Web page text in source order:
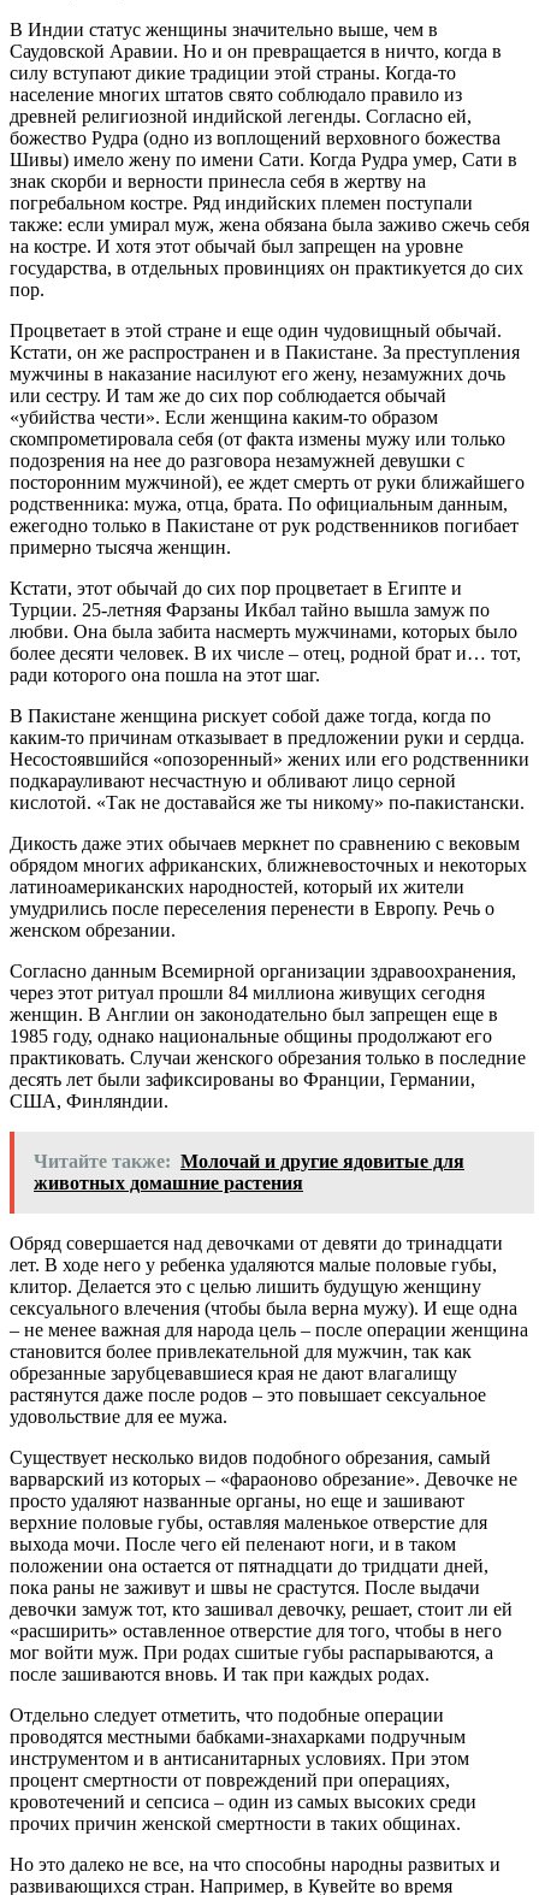
В Индии статус женщины значительно выше, чем в
Саудовской Аравии. Но и он превращается в ничто, когда в
силу вступают дикие традиции этой страны. Когда-то
население многих штатов свято соблюдало правило из
древней религиозной индийской легенды. Согласно ей,
божество Рудра (одно из воплощений верховного божества
Шивы) имело жену по имени Сати. Когда Рудра умер, Сати в
знак скорби и верности принесла себя в жертву на
погребальном костре. Ряд индийских племен поступали
также: если умирал муж, жена обязана была заживо сжечь себя
на костре. И хотя этот обычай был запрещен на уровне
государства, в отдельных провинциях он практикуется до сих
пор.
Процветает в этой стране и еще один чудовищный обычай.
Кстати, он же распространен и в Пакистане. За преступления
мужчины в наказание насилуют его жену, незамужних дочь
или сестру. И там же до сих пор соблюдается обычай
«убийства чести». Если женщина каким-то образом
скомпрометировала себя (от факта измены мужу или только
подозрения на нее до разговора незамужней девушки с
посторонним мужчиной), ее ждет смерть от руки ближайшего
родственника: мужа, отца, брата. По официальным данным,
ежегодно только в Пакистане от рук родственников погибает
примерно тысяча женщин.
Кстати, этот обычай до сих пор процветает в Египте и
Турции. 25-летняя Фарзаны Икбал тайно вышла замуж по
любви. Она была забита насмерть мужчинами, которых было
более десяти человек. В их числе – отец, родной брат и… тот,
ради которого она пошла на этот шаг.
В Пакистане женщина рискует собой даже тогда, когда по
каким-то причинам отказывает в предложении руки и сердца.
Несостоявшийся «опозоренный» жених или его родственники
подкарауливают несчастную и обливают лицо серной
кислотой. «Так не доставайся же ты никому» по-пакистански.
Дикость даже этих обычаев меркнет по сравнению с вековым
обрядом многих африканских, ближневосточных и некоторых
латиноамериканских народностей, который их жители
умудрились после переселения перенести в Европу. Речь о
женском обрезании.
Согласно данным Всемирной организации здравоохранения,
через этот ритуал прошли 84 миллиона живущих сегодня
женщин. В Англии он законодательно был запрещен еще в
1985 году, однако национальные общины продолжают его
практиковать. Случаи женского обрезания только в последние
десять лет были зафиксированы во Франции, Германии,
США, Финляндии.
Читайте также: Молочай и другие ядовитые для
животных домашние растения
Обряд совершается над девочками от девяти до тринадцати
лет. В ходе него у ребенка удаляются малые половые губы,
клитор. Делается это с целью лишить будущую женщину
сексуального влечения (чтобы была верна мужу). И еще одна
– не менее важная для народа цель – после операции женщина
становится более привлекательной для мужчин, так как
обрезанные зарубцевавшиеся края не дают влагалищу
растянутся даже после родов – это повышает сексуальное
удовольствие для ее мужа.
Существует несколько видов подобного обрезания, самый
варварский из которых – «фараоново обрезание». Девочке не
просто удаляют названные органы, но еще и зашивают
верхние половые губы, оставляя маленькое отверстие для
выхода мочи. После чего ей пеленают ноги, и в таком
положении она остается от пятнадцати до тридцати дней,
пока раны не заживут и швы не срастутся. После выдачи
девочки замуж тот, кто зашивал девочку, решает, стоит ли ей
«расширить» оставленное отверстие для того, чтобы в него
мог войти муж. При родах сшитые губы распарываются, а
после зашиваются вновь. И так при каждых родах.
Отдельно следует отметить, что подобные операции
проводятся местными бабками-знахарками подручным
инструментом и в антисанитарных условиях. При этом
процент смертности от повреждений при операциях,
кровотечений и сепсиса – один из самых высоких среди
прочих причин женской смертности в таких общинах.
Но это далеко не все, на что способны народны развитых и
развивающихся стран. Например, в Кувейте во время